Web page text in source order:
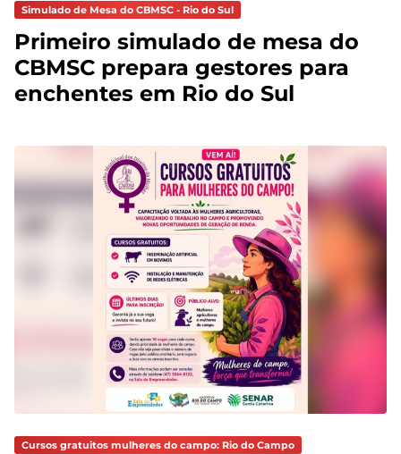
Simulado de Mesa do CBMSC - Rio do Sul
Primeiro simulado de mesa do
CBMSC prepara gestores para
enchentes em Rio do Sul
Cursos gratuitos mulheres do campo: Rio do Campo